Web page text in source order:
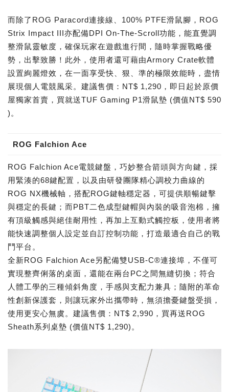
而除了ROG Paracord連接線、100% PTFE滑鼠腳，ROG
Strix Impact III亦配備DPI On-The-Scroll功能，能直覺調
整滑鼠靈敏度，確保玩家在遊戲進行間，隨時掌握戰略優
勢，出擊致勝！此外，使用者還可藉由Armory Crate軟體
設置絢麗燈效，在一面享受快、狠、準的極限效能時，盡情
展現個人電競風采。建議售價：NT$ 1,290，即日起於原價
屋獨家首賣，買就送TUF Gaming P1滑鼠墊 (價值NT$ 590
)。
ROG Falchion Ace
ROG Falchion Ace電競鍵盤，巧妙整合箭頭與方向鍵，採
用緊湊的68鍵配置，以及由研發團隊精心調校力曲線的
ROG NX機械軸，搭配ROG鍵軸穩定器，可提供順暢鍵擊
與穩定的長鍵；而PBT二色成型鍵帽與內裝的吸音泡棉，擁
有頂級觸感與絕佳耐用性，再加上互動式觸控板，使用者將
能快速調整個人設定並自訂控制功能，打造最適合自己的戰
鬥平台。
全新ROG Falchion Ace另配備雙USB-C®連接埠，不僅可
實現整齊俐落的桌面，還能在兩台PC之間無縫切換；符合
人體工學的三種傾斜角度，手感與支配力兼具；隨附的革命
性創新保護套，則讓玩家外出攜帶時，無須擔憂鍵盤受損，
使用更安心無虞。建議售價：NT$ 2,990，買再送ROG
Sheath系列桌墊 (價值NT$ 1,290)。